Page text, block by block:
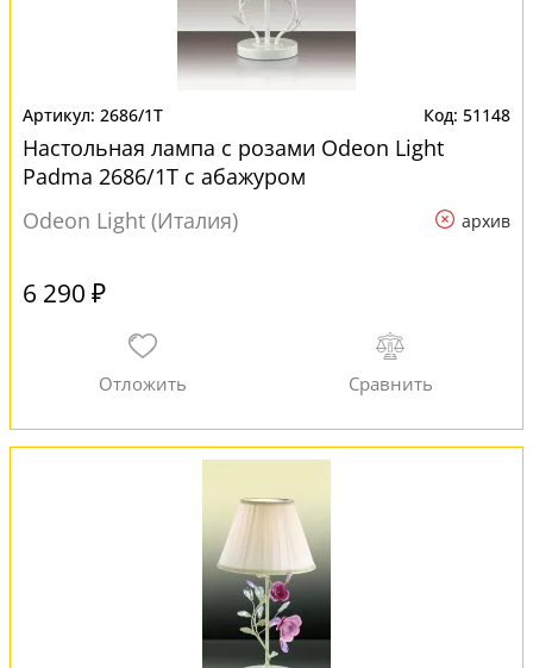
2686/1T 51148
Настольная лампа с розами Odeon Light
Padma 2686/1T с абажуром
Odeon Light (Италия)
архив
6 290 ₽